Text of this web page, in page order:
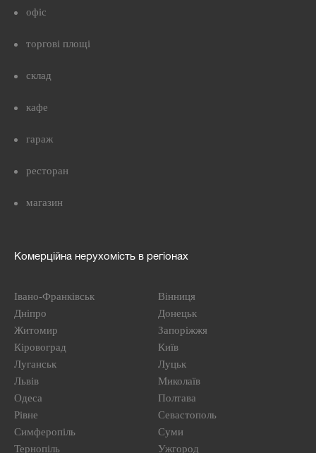
офіс
торгові площі
склад
кафе
гараж
ресторан
магазин
Комерційна нерухомість в регіонах
Івано-Франківськ
Вінниця
Дніпро
Донецьк
Житомир
Запоріжжя
Кіровоград
Київ
Луганськ
Луцьк
Львів
Миколаїв
Одеса
Полтава
Рівне
Севастополь
Симферопіль
Суми
Тернопіль
Ужгород